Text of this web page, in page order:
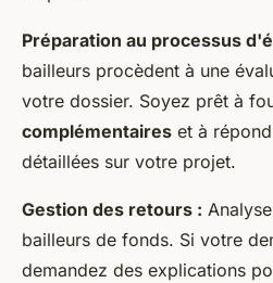
Préparation au processus
bailleurs procèdent à une
votre dossier. Soyez prêt à
complémentaires et à
détaillées sur votre projet.
Gestion des retours :
bailleurs de fonds. Si votre
demandez des explications